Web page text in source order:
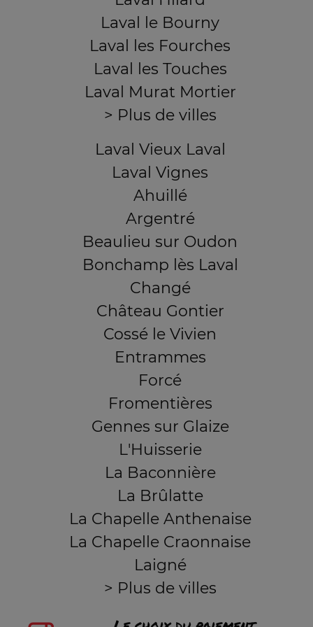
Laval le Bourny
Laval les Fourches
Laval les Touches
Laval Murat Mortier
> Plus de villes
Laval Vieux Laval
Laval Vignes
Ahuillé
Argentré
Beaulieu sur Oudon
Bonchamp lès Laval
Changé
Château Gontier
Cossé le Vivien
Entrammes
Forcé
Fromentières
Gennes sur Glaize
L'Huisserie
La Baconnière
La Brûlatte
La Chapelle Anthenaise
La Chapelle Craonnaise
Laigné
> Plus de villes